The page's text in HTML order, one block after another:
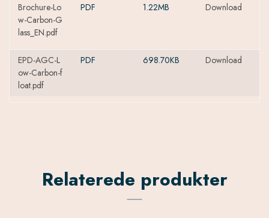
Brochure-Lo
w-Carbon-G
lass_EN.pdf
PDF 1.22MB Download
EPD-AGC-L
ow-Carbon-f
loat.pdf
PDF 698.70KB Download
Relaterede produkter